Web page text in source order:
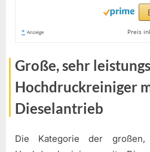
* Anzeige Preis
Große, sehr
Hochdruckreiniger
Dieselantrieb
Die Kategorie der großen,